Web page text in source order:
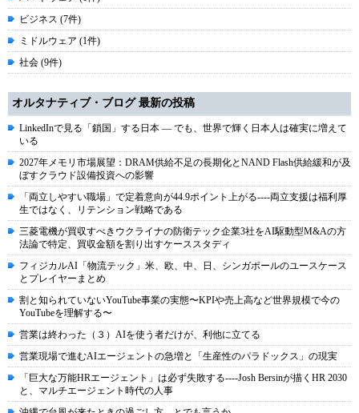
ビジネス (7件)
ミドルウェア (1件)
社会 (9件)
オルタナティブ・ブログ 最新の投稿
LinkedInで見る「鎖国」する日本 ― でも、世界で輝く日本人は確実に増えて
いる
2027年メモリ市場展望：DRAM供給不足の長期化とNAND Flash供給緩和が及
ぼすクラウド設備投資への影響
「両立しやすい職場」で定着意向が44.9ポイント上がる----両立支援は福利厚
生ではなく、リテンション戦略である
三菱電機が買収すべきウクライナの防衛テック企業3社をAI駆動型M&Aの方
法論で特定、買収金額を割り出すケーススタディ
フィジカルAI「物流テック」米、欧、中、日、シンガポールのユースケース
とプレイヤーまとめ
割と知られていないYouTube事業の実態〜KPIや売上高など世界規模で今の
YouTubeを理解する〜
営業は終わった（３）AIを使う者だけが、利他に立てる
営業現場で進むAIエージェントの急増と「生産性のパラドックス」の現実
「巨大な万能HRエージェント」は必ず失敗する----Josh Bersinが描くHR 2030
と、マルチエージェント時代の人事